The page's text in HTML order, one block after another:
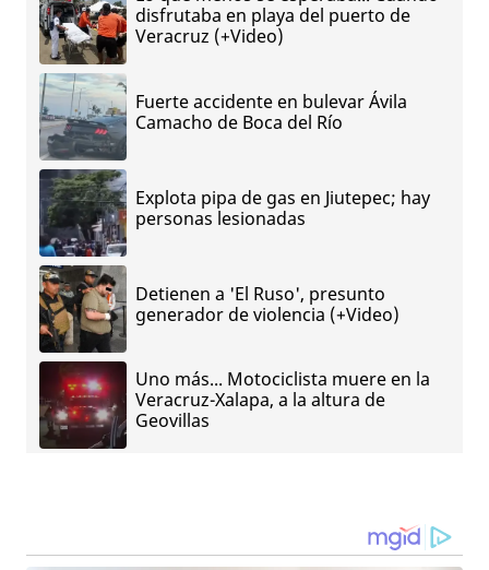
disfrutaba en playa del puerto de
Veracruz (+Video)
Fuerte accidente en bulevar Ávila
Camacho de Boca del Río
Explota pipa de gas en Jiutepec; hay
personas lesionadas
Detienen a 'El Ruso', presunto
generador de violencia (+Video)
Uno más... Motociclista muere en la
Veracruz-Xalapa, a la altura de
Geovillas